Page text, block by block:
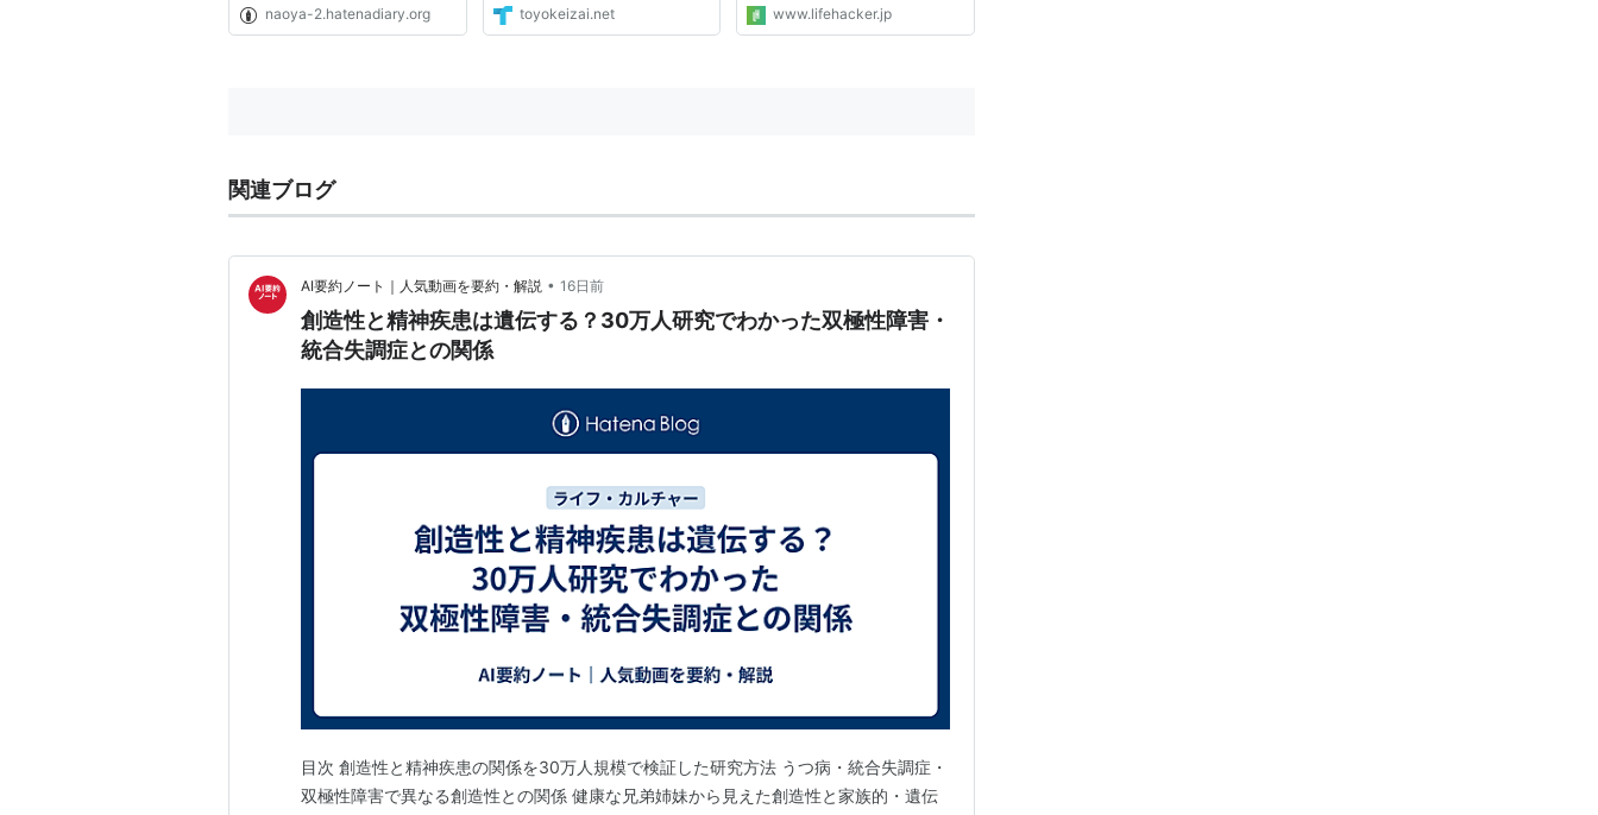
naoya-2.hatenadiary.org toyokeizai.net www.lifehacker.jp
関連ブログ
AI要約ノート｜人気動画を要約・解説 • 16日前
創造性と精神疾患は遺伝する？30万人研究でわかった双極性障害・
統合失調症との関係
目次 創造性と精神疾患の関係を30万人規模で検証した研究方法 うつ病・統合失調症・
双極性障害で異なる創造性との関係 健康な兄弟姉妹から見えた創造性と家族的・遺伝